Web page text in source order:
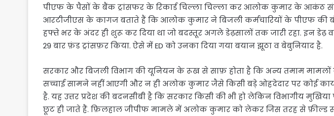
पीएफ के पैसों के बैंक ट्रांसफर के रिकार्ड चिल्ला चिल्ला कर आलोक कुमार के आकंठ
आरटीजीएस के कागज बताते हैं कि आलोक कुमार ने बिजली कर्मचारियों के पीएफ की
हफ्ते भर के अंदर ही शुरू कर दिया था जो बदस्तूर अगले डेढ़सालों तक जारी रहा. इन
29 बार फ़ंड ट्रांसफ़र किया. ऐसे में ED को उनका दिया गया बयान झूठा व बेबुनियाद है.
सरकार और बिजली विभाग की यूनियन के रूख से साफ़ होता है कि अन्य तमाम
सच्चाई सामने नहीं आएगी और न ही अलोक कुमार जैसे किसी बड़े ओहदेदार पर कोई
है. यह उत्तर प्रदेश की बदनसीबी है कि सरकार किसी की भी हो लेकिन विभागीय
छूट ही जाते हैं. फ़िलहाल जीपीफ मामले में अलोक कुमार को लेकर जिस तरह से फ़ील्ड